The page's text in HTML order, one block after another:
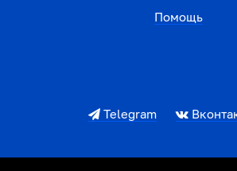
Помощь
Telegram